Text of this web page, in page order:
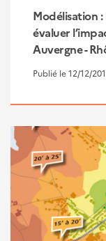
Modélisation
évaluer
Auvergne -
Publié le 12/12/